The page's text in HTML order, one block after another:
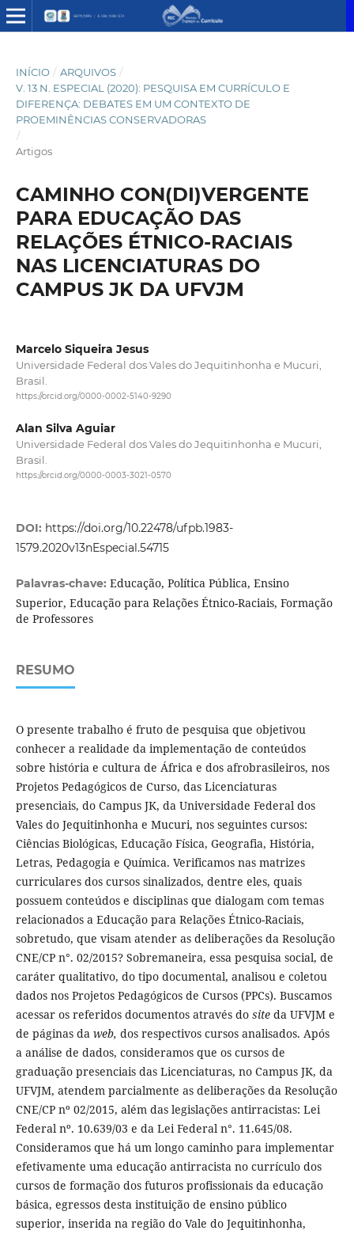
INÍCIO / ARQUIVOS /
V. 13 N. ESPECIAL (2020): PESQUISA EM CURRÍCULO E
DIFERENÇA: DEBATES EM UM CONTEXTO DE
PROEMINÊNCIAS CONSERVADORAS
/
Artigos
CAMINHO CON(DI)VERGENTE
PARA EDUCAÇÃO DAS
RELAÇÕES ÉTNICO-RACIAIS
NAS LICENCIATURAS DO
CAMPUS JK DA UFVJM
Marcelo Siqueira Jesus
Universidade Federal dos Vales do Jequitinhonha e Mucuri,
Brasil.
https://orcid.org/0000-0002-5140-9290
Alan Silva Aguiar
Universidade Federal dos Vales do Jequitinhonha e Mucuri,
Brasil.
https://orcid.org/0000-0003-3021-0570
DOI: https://doi.org/10.22478/ufpb.1983-
1579.2020v13nEspecial.54715
Palavras-chave: Educação, Política Pública, Ensino
Superior, Educação para Relações Étnico-Raciais, Formação
de Professores
RESUMO
O presente trabalho é fruto de pesquisa que objetivou
conhecer a realidade da implementação de conteúdos
sobre história e cultura de África e dos afrobrasileiros, nos
Projetos Pedagógicos de Curso, das Licenciaturas
presenciais, do Campus JK, da Universidade Federal dos
Vales do Jequitinhonha e Mucuri, nos seguintes cursos:
Ciências Biológicas, Educação Física, Geografia, História,
Letras, Pedagogia e Química. Verificamos nas matrizes
curriculares dos cursos sinalizados, dentre eles, quais
possuem conteúdos e disciplinas que dialogam com temas
relacionados a Educação para Relações Étnico-Raciais,
sobretudo, que visam atender as deliberações da Resolução
CNE/CP n°. 02/2015? Sobremaneira, essa pesquisa social, de
caráter qualitativo, do tipo documental, analisou e coletou
dados nos Projetos Pedagógicos de Cursos (PPCs). Buscamos
acessar os referidos documentos através do siteda UFVJM e
de páginas da web, dos respectivos cursos analisados. Após
a análise de dados, consideramos que os cursos de
graduação presenciais das Licenciaturas, no Campus JK, da
UFVJM, atendem parcialmente as deliberações da Resolução
CNE/CP nº 02/2015, além das legislações antirracistas: Lei
Federal nº. 10.639/03 e da Lei Federal n°. 11.645/08.
Consideramos que há um longo caminho para implementar
efetivamente uma educação antirracista no currículo dos
cursos de formação dos futuros profissionais da educação
básica, egressos desta instituição de ensino público
superior, inserida na região do Vale do Jequitinhonha,